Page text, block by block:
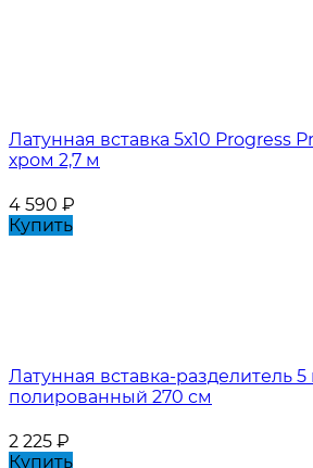
Латунная вставка 5х10 Progress
хром 2,7 м
4 590 ₽
Купить
Латунная вставка-разделитель
полированный 270 см
2 225 ₽
Купить